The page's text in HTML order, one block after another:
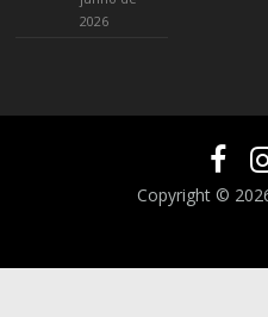
2026
Copyright ©